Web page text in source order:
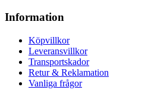
Information
Köpvillkor
Leveransvillkor
Transportskador
Retur & Reklamation
Vanliga frågor